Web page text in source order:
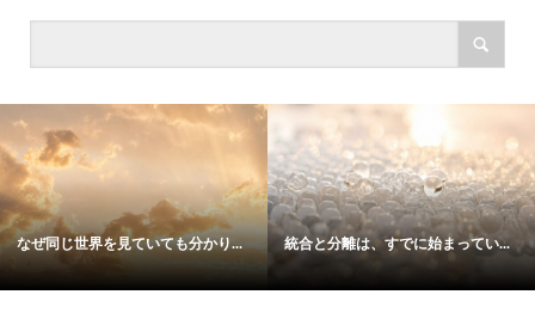
なぜ同じ世界を見ていても分かり... 統合と分離は、すでに始まってい...